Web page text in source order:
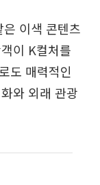
이색 콘텐츠
이 K컬처를
도 매력적인
와 외래 관광